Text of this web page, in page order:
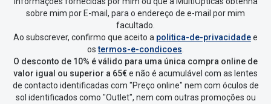
sobre mim por E-mail, para o endereço de e-mail por mim
facultado.
Ao subscrever, confirmo que aceito a politica-de-privacidadee
ostermos-e-condicoes.
O desconto de 10% é válido para uma única compra online de
valor igual ou superior a 65€e não é acumulável com as lentes
de contacto identificadas com "Preço online" nem com óculos de
sol identificados como "Outlet", nem com outras promoções ou